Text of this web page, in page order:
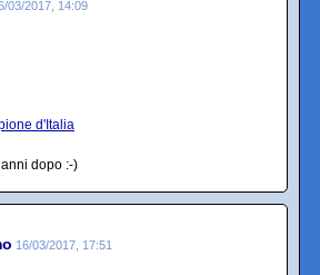
03/2017, 14:09
d'Italia
dopo :-)
16/03/2017, 17:51